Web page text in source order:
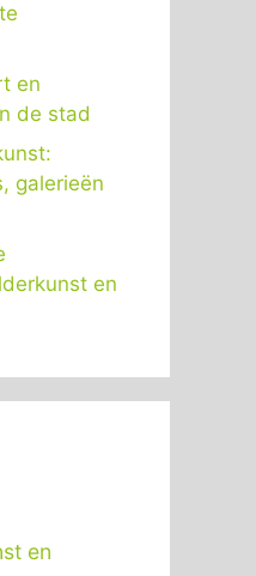
en
de stad
galerieën
en
en